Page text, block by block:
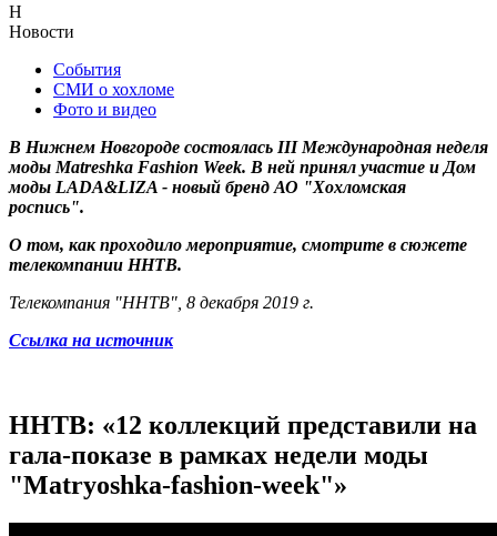
Н
Новости
События
СМИ о хохломе
Фото и видео
В Нижнем Новгороде состоялась III Международная неделя
моды Matreshka Fashion Week. В ней принял участие и Дом
моды LADA&LIZA - новый бренд АО "Хохломская
роспись".
О том, как проходило мероприятие, смотрите в сюжете
телекомпании ННТВ.
Телекомпания "ННТВ", 8 декабря 2019 г.
Ссылка на источник
ННТВ: «12 коллекций представили на
гала-показе в рамках недели моды
"Matryoshka-fashion-week"»